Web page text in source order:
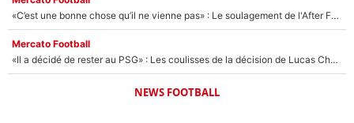
«C’est une bonne chose qu’il ne vienne pas» : Le soulagement de l'After Foot après le transfert avorté de Yan Diomandé au PSG
Mercato Football
«Il a décidé de rester au PSG» : Les coulisses de la décision de Lucas Chevalier pour son transfert
NEWS FOOTBALL